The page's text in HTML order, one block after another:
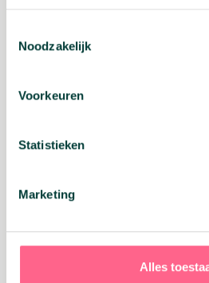
Noodzakelijk
Voorkeuren
Statistieken
Marketing
Alles
04 maart 2025
belangrijkste punten
Lees verder